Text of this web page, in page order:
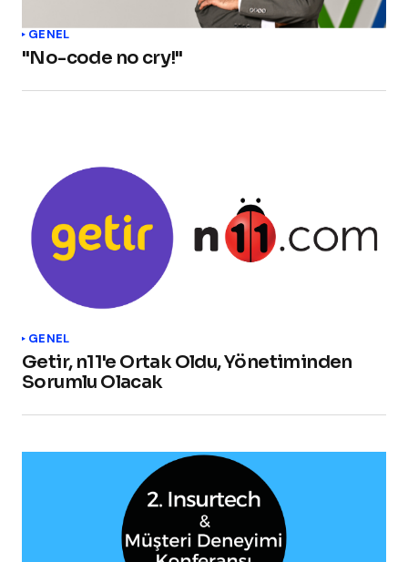
GENEL
"No-code no cry!"
GENEL
Getir, n11'e Ortak Oldu, Yönetiminden
Sorumlu Olacak